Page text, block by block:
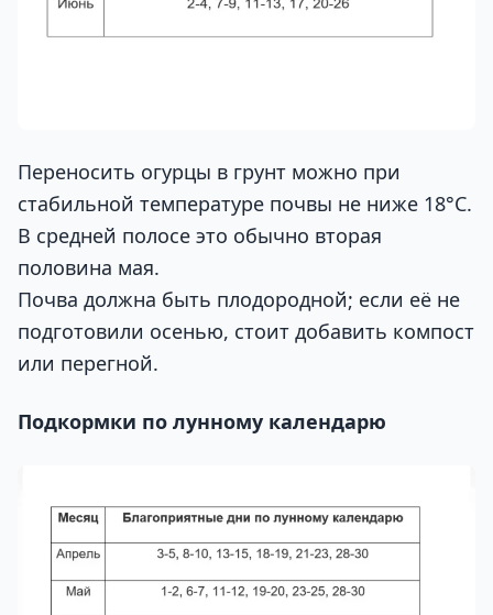
Переносить огурцы в грунт можно при
стабильной температуре почвы не ниже 18°C.
В средней полосе это обычно вторая
половина мая.
Почва должна быть плодородной; если её не
подготовили осенью, стоит добавить компост
или перегной.
Подкормки по лунному календарю